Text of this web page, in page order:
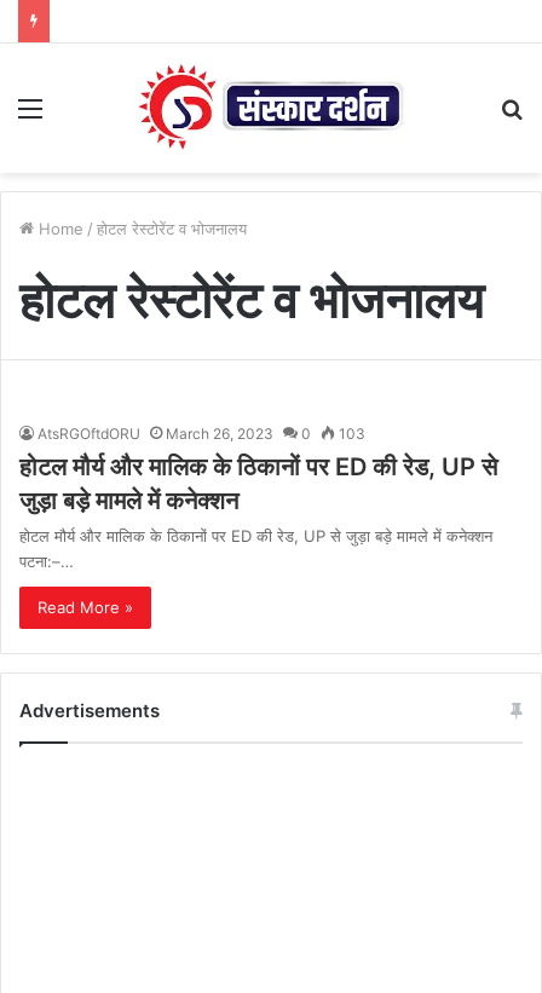
Menu
Home / होटल रेस्टोरेंट व भोजनालय
होटल रेस्टोरेंट व भोजनालय
AtsRGOftdORU March 26, 2023 0 103
होटल मौर्य और मालिक के ठिकानों पर ED की रेड, UP से
जुड़ा बड़े मामले में कनेक्शन
होटल मौर्य और मालिक के ठिकानों पर ED की रेड, UP से जुड़ा बड़े मामले में कनेक्शन
पटना:–…
Read More »
Advertisements